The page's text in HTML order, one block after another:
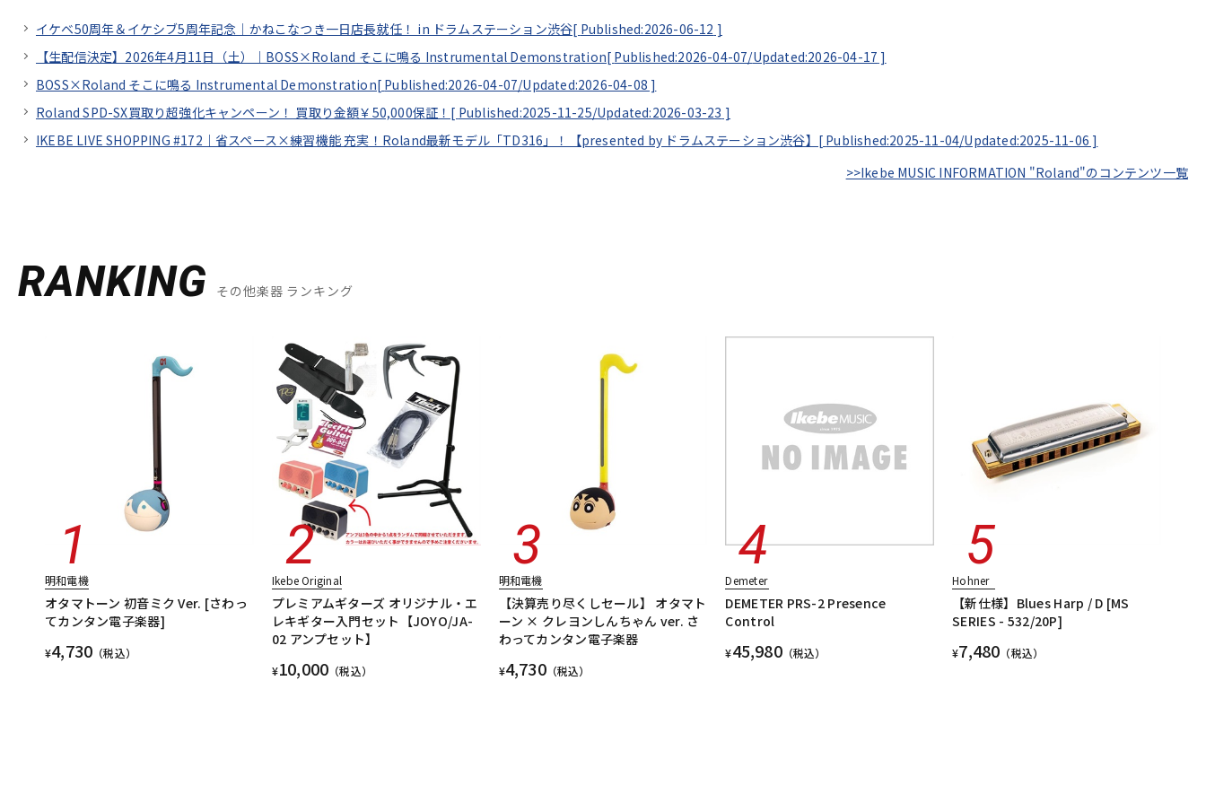
イケベ50周年＆イケシブ5周年記念｜かねこなつき一日店長就任！ in ドラムステーション渋谷[ Published:2026-06-12 ]
【生配信決定】2026年4月11日（土）｜BOSS×Roland そこに鳴る Instrumental Demonstration[ Published:2026-04-07/Updated:2026-04-17 ]
BOSS×Roland そこに鳴る Instrumental Demonstration[ Published:2026-04-07/Updated:2026-04-08 ]
Roland SPD-SX買取り超強化キャンペーン！ 買取り金額￥50,000保証！[ Published:2025-11-25/Updated:2026-03-23 ]
IKEBE LIVE SHOPPING #172｜省スペース×練習機能 充実！Roland最新モデル「TD316」！【presented by ドラムステーション渋谷】[ Published:2025-11-04/Updated:2025-11-06 ]
>>Ikebe MUSIC INFORMATION "Roland"のコンテンツ一覧
RANKING その他楽器 ランキング
明和電機
オタマトーン 初音ミク Ver. [さわっ
てカンタン電子楽器]
¥4,730 （税込）
Ikebe Original
プレミアムギターズ オリジナル・エ
レキギター入門セット【JOYO/JA-
02 アンプセット】
¥10,000 （税込）
明和電機
【決算売り尽くしセール】 オタマト
ーン × クレヨンしんちゃん ver. さ
わってカンタン電子楽器
¥4,730（税込）
Demeter
DEMETER PRS-2 Presence
Control
¥45,980（税込）
Hohner
【新仕様】Blues Harp / D [MS
SERIES - 532/20P]
¥7,480 （税込）